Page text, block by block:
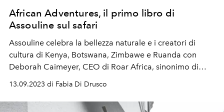
African Adventures, il primo libro di
Assouline sul safari
Assouline celebra la bellezza naturale e i creatori di
cultura di Kenya, Botswana, Zimbawe e Ruanda con
Deborah Caimeyer, CEO di Roar Africa, sinonimo di
13.09.2023 di Fabia Di Drusco